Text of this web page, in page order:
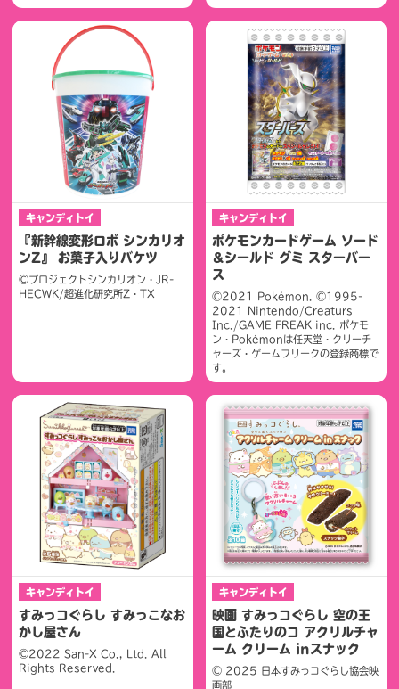
キャンディトイ
『新幹線変形ロボ シンカリオ
ンZ』 お菓子入りバケツ
©プロジェクトシンカリオン・JR-
HECWK/超進化研究所Z・TX
キャンディトイ
ポケモンカードゲーム ソード
＆シールド グミ スターバー
ス
©2021 Pokémon. ©1995-
2021 Nintendo/Creaturs
Inc./GAME FREAK inc. ポケモ
ン・Pokémonは任天堂・クリーチ
ャーズ・ゲームフリークの登録商標で
す。
キャンディトイ
すみっコぐらし すみっこなお
かし屋さん
©2022 San-X Co., Ltd. All
Rights Reserved.
キャンディトイ
映画 すみっコぐらし 空の王
国とふたりのコ アクリルチャ
ーム クリーム inスナック
© 2025 日本すみっコぐらし協会映
画部